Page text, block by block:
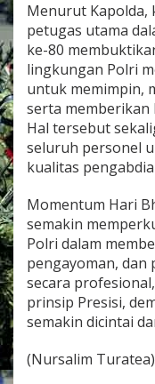
Menurut Kapolda,
petugas utama
ke-80
lingkungan Polri
untuk memimpin,
serta
Hal tersebut
seluruh personel
kualitas
Momentum Hari
semakin
Polri dalam
pengayoman, dan
secara
prinsip Presisi,
semakin dicintai
(Nursalim Turatea)